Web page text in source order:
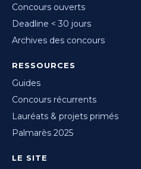
Concours ouverts
Deadline < 30 jours
Archives des concours
RESSOURCES
Guides
Concours récurrents
Lauréats & projets primés
Palmarès 2025
LE SITE